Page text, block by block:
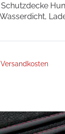
Versandkosten